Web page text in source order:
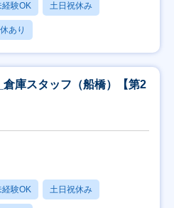
験OK 土日祝休み
あり
庫スタッフ（船橋）【第2
験OK 土日祝休み